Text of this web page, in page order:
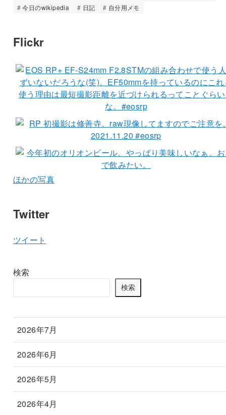
今日のwikipedia 日記 自分用メモ
Flickr
ほかの写真
Twitter
ツイート
検索
検索
2026年7月
2026年6月
2026年5月
2026年4月